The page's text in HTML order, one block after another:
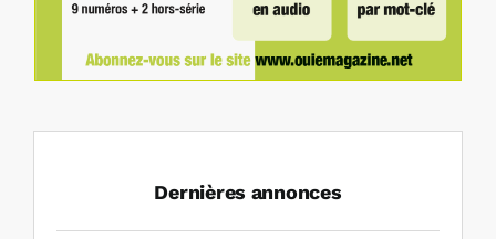
Dernières annonces